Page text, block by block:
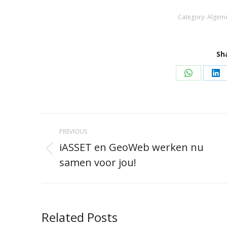
Category:
Share
Post
navigation
PREVIOUS
post:
iASSET en GeoWeb werken nu
samen voor jou!
Related Posts